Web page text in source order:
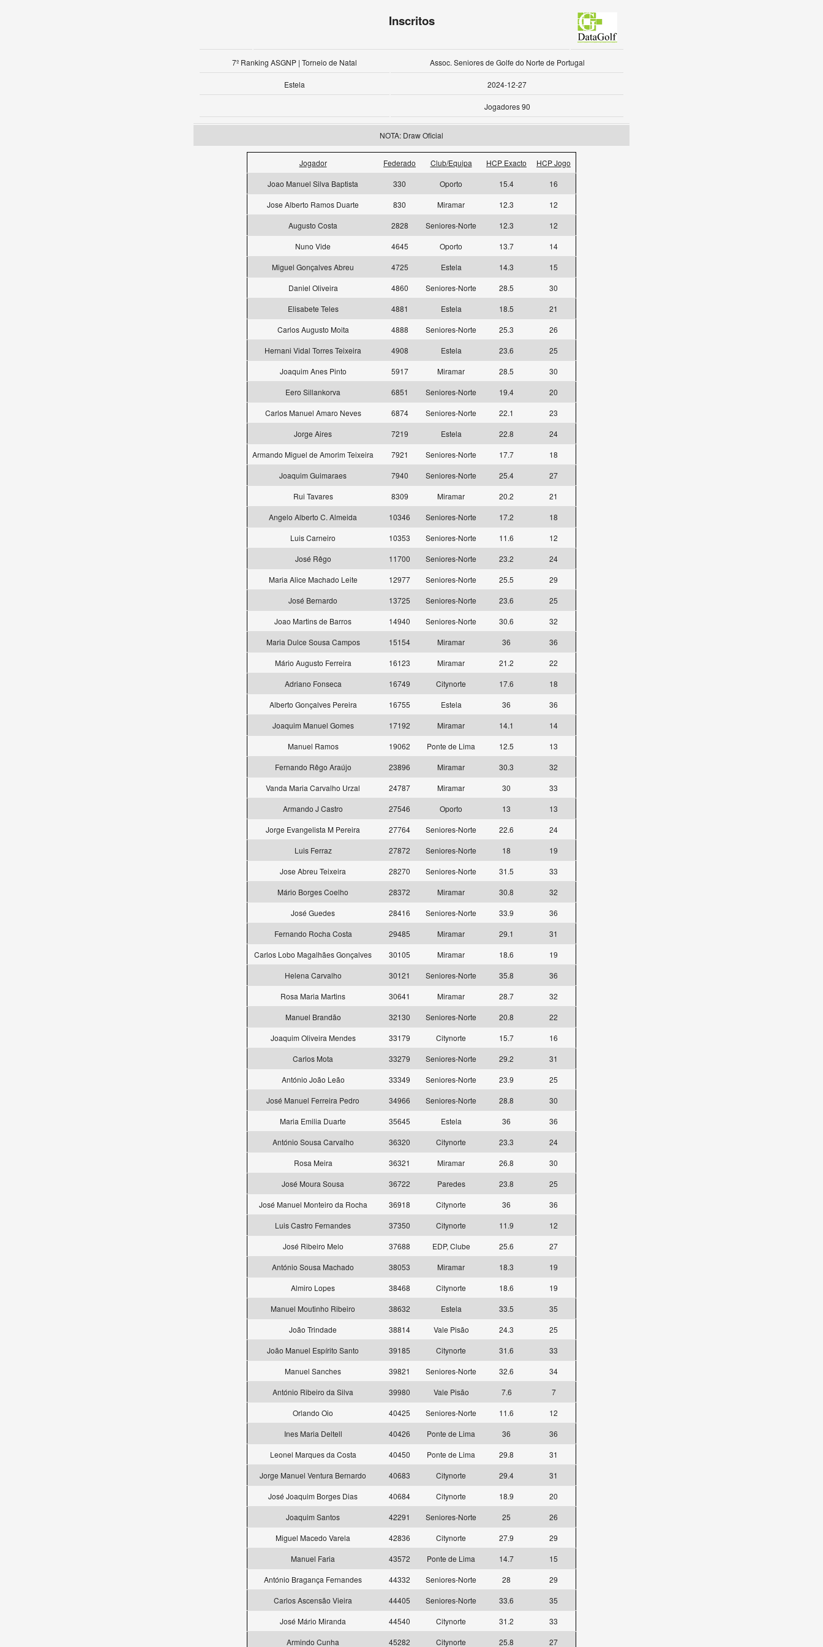
Inscritos
7º Ranking ASGNP | Torneio de Natal Assoc. Seniores de Golfe do Norte de Portugal
Estela 2024-12-27
Jogadores 90
NOTA: Draw Oficial
Jogador Federado Club/Equipa HCP Exacto
HCP Jogo
Joao Manuel Silva Baptista
330 Oporto 15.4
16
Jose Alberto Ramos Duarte
830 Miramar 12.3
12
Augusto Costa
2828 Seniores-Norte 12.3
12
Nuno Vide
4645 Oporto 13.7
14
Miguel Gonçalves Abreu
4725 Estela 14.3
15
Daniel Oliveira
4860 Seniores-Norte 28.5
30
Elisabete Teles
4881 Estela 18.5
21
Carlos Augusto Moita
4888 Seniores-Norte 25.3
26
Hernani Vidal Torres Teixeira
4908 Estela 23.6
25
Joaquim Anes Pinto
5917 Miramar 28.5
30
Eero Sillankorva
6851 Seniores-Norte 19.4
20
Carlos Manuel Amaro Neves
6874 Seniores-Norte 22.1
23
Jorge Aires
7219 Estela 22.8
24
Armando Miguel de Amorim Teixeira
7921 Seniores-Norte 17.7
18
Joaquim Guimaraes
7940 Seniores-Norte 25.4
27
Rui Tavares
8309 Miramar 20.2
21
Angelo Alberto C. Almeida
10346 Seniores-Norte 17.2
18
Luis Carneiro
10353 Seniores-Norte 11.6
12
José Rêgo
11700 Seniores-Norte 23.2
24
Maria Alice Machado Leite
12977 Seniores-Norte 25.5
29
José Bernardo
13725 Seniores-Norte 23.6
25
Joao Martins de Barros
14940 Seniores-Norte 30.6
32
Maria Dulce Sousa Campos
15154 Miramar 36
36
Mário Augusto Ferreira
16123 Miramar 21.2
22
Adriano Fonseca
16749 Citynorte 17.6
18
Alberto Gonçalves Pereira
16755 Estela 36
36
Joaquim Manuel Gomes
17192 Miramar 14.1
14
Manuel Ramos
19062 Ponte de Lima 12.5
13
Fernando Rêgo Araújo
23896 Miramar 30.3
32
Vanda Maria Carvalho Urzal
24787 Miramar 30
33
Armando J Castro
27546 Oporto 13
13
Jorge Evangelista M Pereira
27764 Seniores-Norte 22.6
24
Luis Ferraz
27872 Seniores-Norte 18
19
Jose Abreu Teixeira
28270 Seniores-Norte 31.5
33
Mário Borges Coelho
28372 Miramar 30.8
32
José Guedes
28416 Seniores-Norte 33.9
36
Fernando Rocha Costa
29485 Miramar 29.1
31
Carlos Lobo Magalhães Gonçalves
30105 Miramar 18.6
19
Helena Carvalho
30121 Seniores-Norte 35.8
36
Rosa Maria Martins
30641 Miramar 28.7
32
Manuel Brandão
32130 Seniores-Norte 20.8
22
Joaquim Oliveira Mendes
33179 Citynorte 15.7
16
Carlos Mota
33279 Seniores-Norte 29.2
31
António João Leão
33349 Seniores-Norte 23.9
25
José Manuel Ferreira Pedro
34966 Seniores-Norte 28.8
30
Maria Emilia Duarte
35645 Estela 36
36
António Sousa Carvalho
36320 Citynorte 23.3
24
Rosa Meira
36321 Miramar 26.8
30
José Moura Sousa
36722 Paredes 23.8
25
José Manuel Monteiro da Rocha
36918 Citynorte 36
36
Luis Castro Fernandes
37350 Citynorte 11.9
12
José Ribeiro Melo
37688 EDP, Clube 25.6
27
António Sousa Machado
38053 Miramar 18.3
19
Almiro Lopes
38468 Citynorte 18.6
19
Manuel Moutinho Ribeiro
38632 Estela 33.5
35
João Trindade
38814 Vale Pisão 24.3
25
João Manuel Espírito Santo
39185 Citynorte 31.6
33
Manuel Sanches
39821 Seniores-Norte 32.6
34
António Ribeiro da Silva
39980 Vale Pisão 7.6
7
Orlando Oio
40425 Seniores-Norte 11.6
12
Ines Maria Deltell
40426 Ponte de Lima 36
36
Leonel Marques da Costa
40450 Ponte de Lima 29.8
31
Jorge Manuel Ventura Bernardo
40683 Citynorte 29.4
31
José Joaquim Borges Dias
40684 Citynorte 18.9
20
Joaquim Santos
42291 Seniores-Norte 25
26
Miguel Macedo Varela
42836 Citynorte 27.9
29
Manuel Faria
43572 Ponte de Lima 14.7
15
António Bragança Fernandes
44332 Seniores-Norte 28
29
Carlos Ascensão Vieira
44405 Seniores-Norte 33.6
35
José Mário Miranda
44540 Citynorte 31.2
33
Armindo Cunha
45282 Citynorte 25.8 27